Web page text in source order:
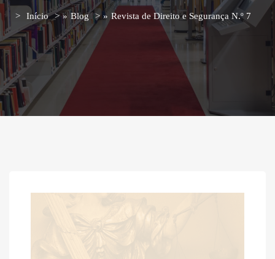
Início » Blog » Revista de Direito e Segurança N.º 7